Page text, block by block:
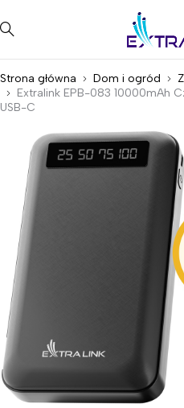
Strona główna Dom i ogród
Extralink EPB-083 10000mAh
USB-C